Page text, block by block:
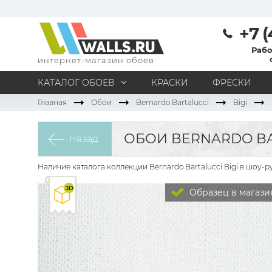
интернет-магазин обоев
+7
КАТАЛОГ ОБОЕВ КРАСКИ ФРЕСКИ
МАТЕРИАЛ
Под покраску
Натуральные
Флизелиновые
Виниловые
Бумажные
Текстильные
ПОМЕЩЕНИЕ
Кабинет
Офис
Гостиная
Спальня
Детская
Все типы помещений
Главная Обои Bernardo Bartalucci Bigi
Назад ОБОИ BERNARDO
Наличие каталога коллекции Bernardo Bartalucci Bigi в шоу-
Образец в